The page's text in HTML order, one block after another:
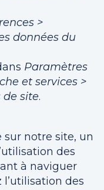
>
données du
Paramètres
et services >
de site.
sur notre site, un
des
à naviguer
des